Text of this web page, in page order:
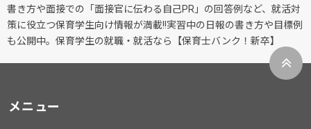
書き方や面接での「面接官に伝わる自己PR」の回答例など、就活対
策に役立つ保育学生向け情報が満載!!実習中の日報の書き方や目標例
も公開中。保育学生の就職・就活なら【保育士バンク！新卒】
メニュー